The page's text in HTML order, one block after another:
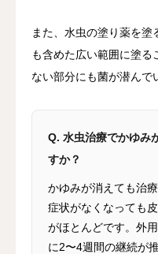
また、水虫の塗り薬を塗
も含めた広い範囲に塗
ない部分にも菌が潜んで
Q. 水虫治療でかゆみ
すか？
かゆみが消えても治
症状がなくなっても
がほとんどです。外
に2〜4週間の継続が